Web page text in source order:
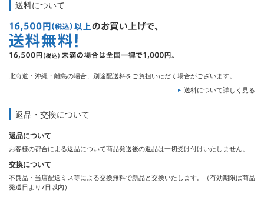
送料について
北海道・沖縄・離島の場合、別途配送料をご負担いただく場合がございます。
送料について詳しく見る
返品・交換について
返品について
お客様の都合による返品について商品発送後の返品は一切受け付けいたしません。
交換について
不良品・当店配送ミス等による交換無料で新品と交換いたします。（有効期限は商品
発送日より7日以内）